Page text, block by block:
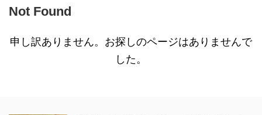
Not Found
申し訳ありません。お探しのページはありませんで
した。